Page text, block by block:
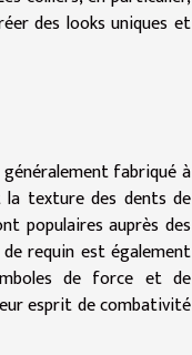
des looks uniques et
fabriqué à
texture des dents de
populaires auprès des
requin est également
de force et de
esprit de combativité